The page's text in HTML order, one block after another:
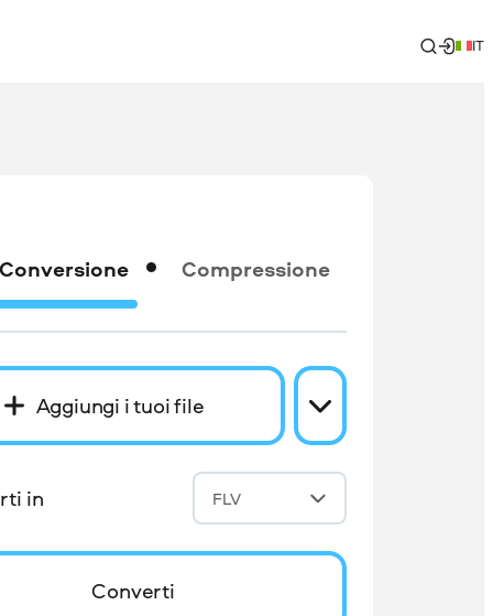
IT
Conversione Compressione
Aggiungi i tuoi file
in FLV
Converti